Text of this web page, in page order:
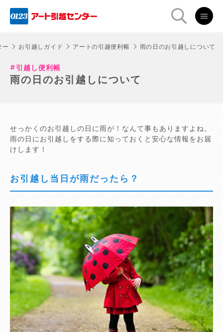
ー お引越しガイド アートの引越便利帳 雨の日のお引越しについて
引越し便利帳
雨の日のお引越しについて
せっかくのお引越しの日に雨が！なんて事もありますよね。
雨の日にお引越しをする際に知っておくと安心な情報をお届
けします！
お引越し当日が雨だったら？